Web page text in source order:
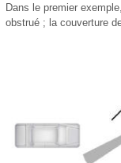
Dans le premier
obstrué ; la couverture